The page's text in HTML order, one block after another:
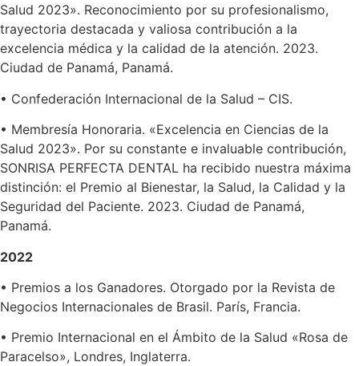
Salud 2023». Reconocimiento por su profesionalismo,
trayectoria destacada y valiosa contribución a la
excelencia médica y la calidad de la atención. 2023.
Ciudad de Panamá, Panamá.
• Confederación Internacional de la Salud – CIS.
• Membresía Honoraria. «Excelencia en Ciencias de la
Salud 2023». Por su constante e invaluable contribución,
SONRISA PERFECTA DENTAL ha recibido nuestra máxima
distinción: el Premio al Bienestar, la Salud, la Calidad y la
Seguridad del Paciente. 2023. Ciudad de Panamá,
Panamá.
2022
• Premios a los Ganadores. Otorgado por la Revista de
Negocios Internacionales de Brasil. París, Francia.
• Premio Internacional en el Ámbito de la Salud «Rosa de
Paracelso», Londres, Inglaterra.